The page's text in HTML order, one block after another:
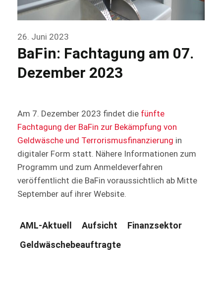
26. Juni 2023
BaFin: Fachtagung am 07.
Dezember 2023
Am 7. Dezember 2023 findet die fünfte
Fachtagung der BaFin zur Bekämpfung von
Geldwäsche und Terrorismusfinanzierung in
digitaler Form statt. Nähere Informationen zum
Programm und zum Anmeldeverfahren
veröffentlicht die BaFin voraussichtlich ab Mitte
September auf ihrer Website.
AML-Aktuell Aufsicht
Finanzsektor
Geldwäschebeauftragte